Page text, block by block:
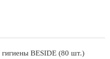
BESIDE (80 шт.)